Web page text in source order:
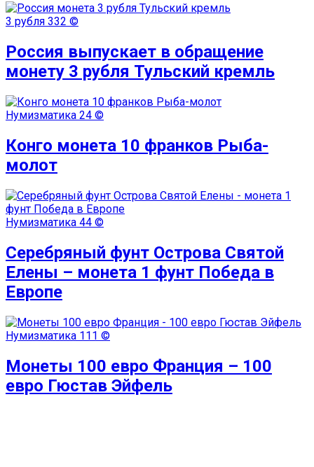
3 рубля 332 ©
Россия выпускает в обращение
монету 3 рубля Тульский кремль
Нумизматика 24 ©
Конго монета 10 франков Рыба-
молот
Нумизматика 44 ©
Серебряный фунт Острова Святой
Елены – монета 1 фунт Победа в
Европе
Нумизматика 111 ©
Монеты 100 евро Франция – 100
евро Гюстав Эйфель